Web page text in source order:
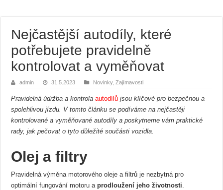
Nejčastější autodíly, které
potřebujete pravidelně
kontrolovat a vyměňovat
admin 31.5.2023 Novinky,Zajímavosti
Pravidelná údržba a kontrolaautodílů jsou klíčové pro bezpečnou a
spolehlivou jízdu. V tomto článku se podíváme na nejčastěji
kontrolované a vyměňované autodíly a poskytneme vám praktické
rady, jak pečovat o tyto důležité součásti vozidla.
Olej a filtry
Pravidelná výměna motorového oleje a filtrů je nezbytná pro
optimální fungování motoru aprodloužení jeho životnosti.